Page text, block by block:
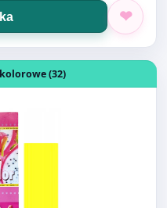
Kreska A4 80g żółty fluo
(32)